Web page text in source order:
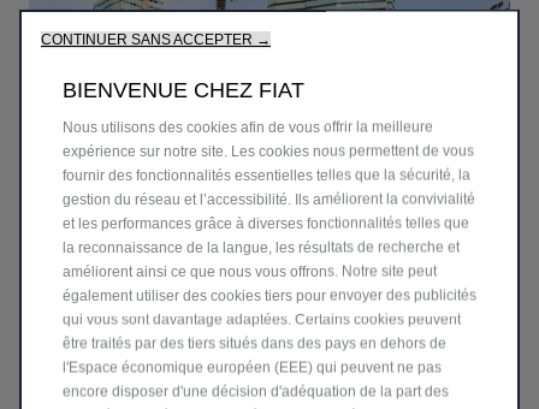
FREE TO GO
CONTINUER SANS ACCEPTER →
BIENVENUE CHEZ FIAT
Nous utilisons des cookies afin de vous offrir la meilleure
expérience sur notre site. Les cookies nous permettent de vous
fournir des fonctionnalités essentielles telles que la sécurité, la
gestion du réseau et l’accessibilité. Ils améliorent la convivialité
et les performances grâce à diverses fonctionnalités telles que
la reconnaissance de la langue, les résultats de recherche et
améliorent ainsi ce que nous vous offrons. Notre site peut
également utiliser des cookies tiers pour envoyer des publicités
qui vous sont davantage adaptées. Certains cookies peuvent
être traités par des tiers situés dans des pays en dehors de
l'Espace économique européen (EEE) qui peuvent ne pas
encore disposer d'une décision d'adéquation de la part des